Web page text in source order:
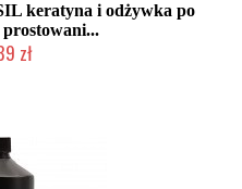
keratyna i odżywka po
zł